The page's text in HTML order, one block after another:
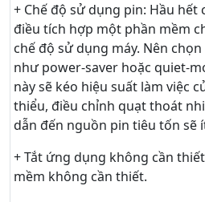
+ Chế độ sử dụng pin: Hầu hết
điều tích hợp một phần mềm
chế độ sử dụng máy. Nên
như power-saver hoặc quiet-
này sẽ kéo hiệu suất làm việc
thiểu, điều chỉnh quạt thoát
dẫn đến nguồn pin tiêu tốn sẽ
+ Tắt ứng dụng không cần
mềm không cần thiết.